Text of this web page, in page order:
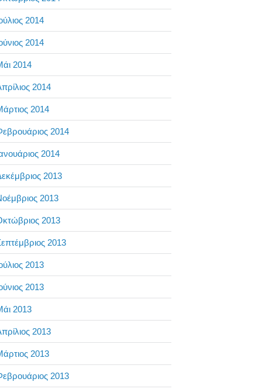
2014
2014
2014
2014
2014
2014
2014
2013
2013
2013
2013
2013
2013
2013
2013
2013
2013